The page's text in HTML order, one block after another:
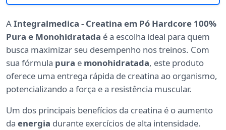
AIntegralmedica - Creatina em Pó Hardcore 100%
Pura e Monohidratada é a escolha ideal para quem
busca maximizar seu desempenho nos treinos. Com
sua fórmula pura e monohidratada, este produto
oferece uma entrega rápida de creatina ao organismo,
potencializando a força e a resistência muscular.
Um dos principais benefícios da creatina é o aumento
da energia durante exercícios de alta intensidade.